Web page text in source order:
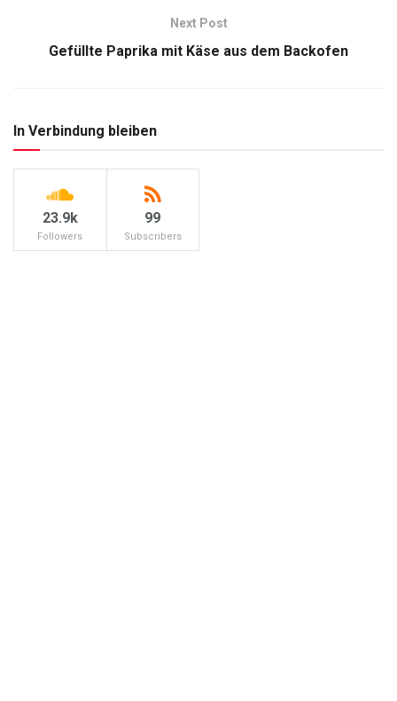
Next Post
Gefüllte Paprika mit Käse aus dem Backofen
In Verbindung bleiben
23.9k
Followers
99
Subscribers